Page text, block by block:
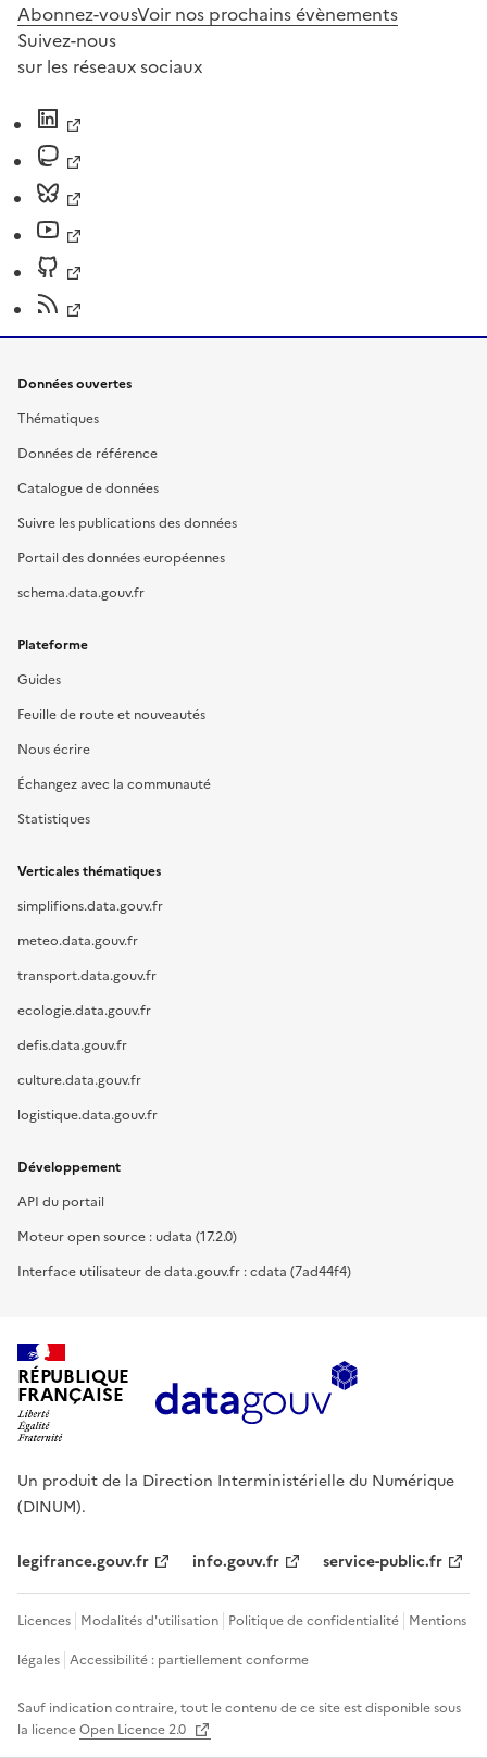
Abonnez-vousVoir nos prochains évènements
Suivez-nous
sur les réseaux sociaux
Données ouvertes
Thématiques
Données de référence
Catalogue de données
Suivre les publications des données
Portail des données européennes
schema.data.gouv.fr
Plateforme
Guides
Feuille de route et nouveautés
Nous écrire
Échangez avec la communauté
Statistiques
Verticales thématiques
simplifions.data.gouv.fr
meteo.data.gouv.fr
transport.data.gouv.fr
ecologie.data.gouv.fr
defis.data.gouv.fr
culture.data.gouv.fr
logistique.data.gouv.fr
Développement
API du portail
Moteur open source : udata (17.2.0)
Interface utilisateur de data.gouv.fr : cdata (7ad44f4)
RÉPUBLIQUE
FRANÇAISE
Un produit de la Direction Interministérielle du Numérique
(DINUM).
legifrance.gouv.fr info.gouv.fr service-public.fr
Licences Modalités d'utilisation Politique de confidentialité Mentions
légales Accessibilité : partiellement conforme
Sauf indication contraire, tout le contenu de ce site est disponible sous
la licenceOpen Licence 2.0